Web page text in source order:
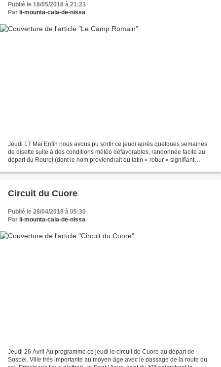
Publié le 18/05/2018 à 21:23
Par li-mounta-cala-de-nissa
Jeudi 17 Mai Enfin nous avons pu sortir ce jeudi après quelques semaines
de disette suite à des conditions météo défavorables, randonnée facile au
départ du Rouret (dont le nom proviendrait du latin « robur » signifiant
Circuit du Cuore
Publié le 28/04/2018 à 05:30
Par li-mounta-cala-de-nissa
Jeudi 26 Avril Au programme ce jeudi le circuit de Cuore au départ de
Sospel. Ville très importante au moyen-âge avec le passage de la route du